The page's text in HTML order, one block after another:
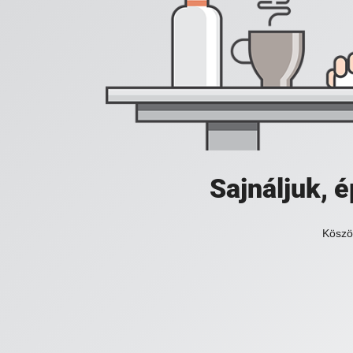
Sajnáljuk,